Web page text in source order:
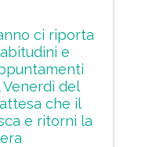
ci riporta
e
del
che il
e ritorni la